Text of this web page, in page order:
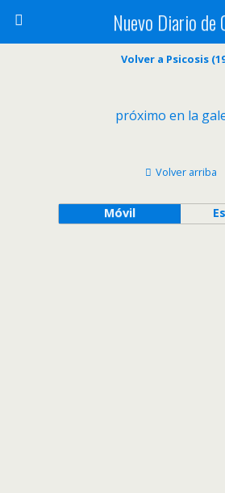
Nuevo Diario de
Volver a Psicosis
próximo en la
Volver arriba
Móvil